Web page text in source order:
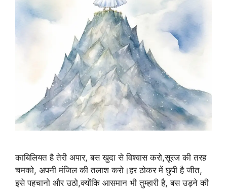
काबिलियत है तेरी अपार, बस खुदा से विश्वास करो,सूरज की तरह
चमको, अपनी मंजिल की तलाश करो।हर ठोकर में छुपी है जीत,
इसे पहचानो और उठो,क्योंकि आसमान भी तुम्हारी है, बस उड़ने की